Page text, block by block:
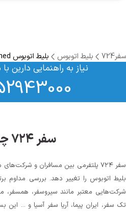
سفر724 بلیط اتوبوس بلیط اتوبوس undefined به undefined
نیاز به راهنمایی دارین
سفر ۷۲۴ چیست؟
سفر ۷۲۴ پلتفرمی بین مسافران و
بلیط اتوبوس را تغییر دهد. بررسی مداوم
شرکت‌هایی معتبر مانند سیروسفر، همسفر،
تک سفر، ایران پیما، آریا سفر آسیا و ... این